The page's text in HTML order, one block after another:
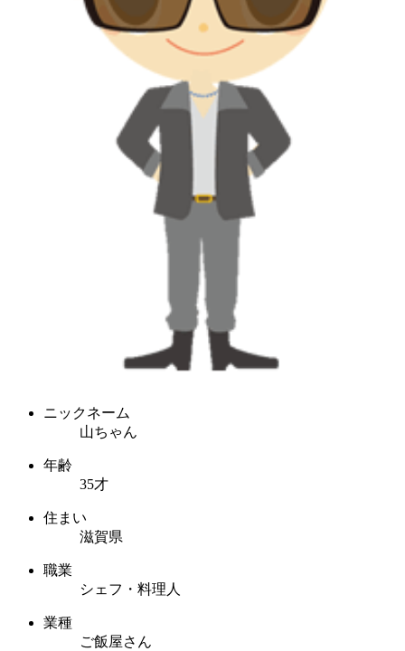
ニックネーム
山ちゃん
年齢
35才
住まい
滋賀県
職業
シェフ・料理人
業種
ご飯屋さん